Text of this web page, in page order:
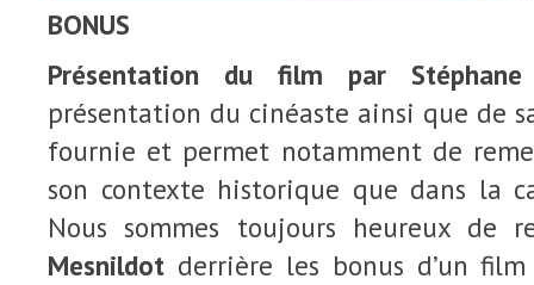
BONUS
Présentation du film par
présentation du cinéaste ainsi que de
fournie et permet notamment de
son contexte historique que dans la
Nous sommes toujours heureux de
Mesnildot derrière les bonus d’un